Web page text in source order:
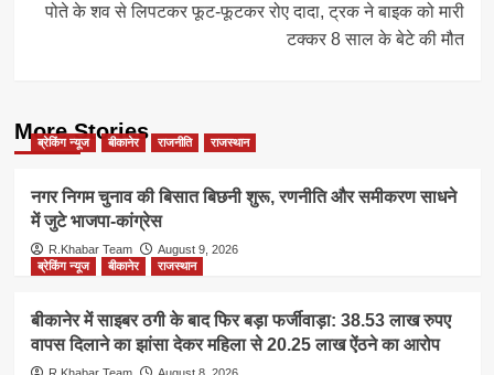
पोते के शव से लिपटकर फूट-फूटकर रोए दादा, ट्रक ने बाइक को मारी
टक्कर 8 साल के बेटे की मौत
More Stories
ब्रेकिंग न्यूज बीकानेर राजनीति राजस्थान
नगर निगम चुनाव की बिसात बिछनी शुरू, रणनीति और समीकरण साधने
में जुटे भाजपा-कांग्रेस
R.Khabar Team
August 9, 2026
ब्रेकिंग न्यूज
बीकानेर राजस्थान
बीकानेर में साइबर ठगी के बाद फिर बड़ा फर्जीवाड़ा: 38.53 लाख रुपए
वापस दिलाने का झांसा देकर महिला से 20.25 लाख ऐंठने का आरोप